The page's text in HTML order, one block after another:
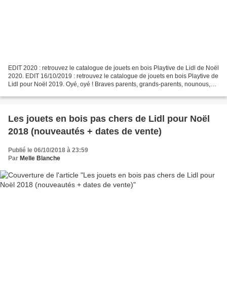
EDIT 2020 : retrouvez le catalogue de jouets en bois Playtive de Lidl de Noël
2020. EDIT 16/10/2019 : retrouvez le catalogue de jouets en bois Playtive de
Lidl pour Noël 2019. Oyé, oyé ! Braves parents, grands-parents, nounous,
Les jouets en bois pas chers de Lidl pour Noël
2018 (nouveautés + dates de vente)
Publié le 06/10/2018 à 23:59
Par Melle Blanche